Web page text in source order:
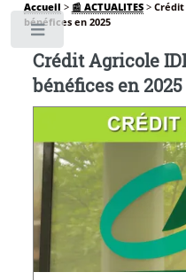
Accueil > 📰 ACTUALITES> Crédit
bénéfices en 2025
Crédit Agricole
bénéfices en 2025